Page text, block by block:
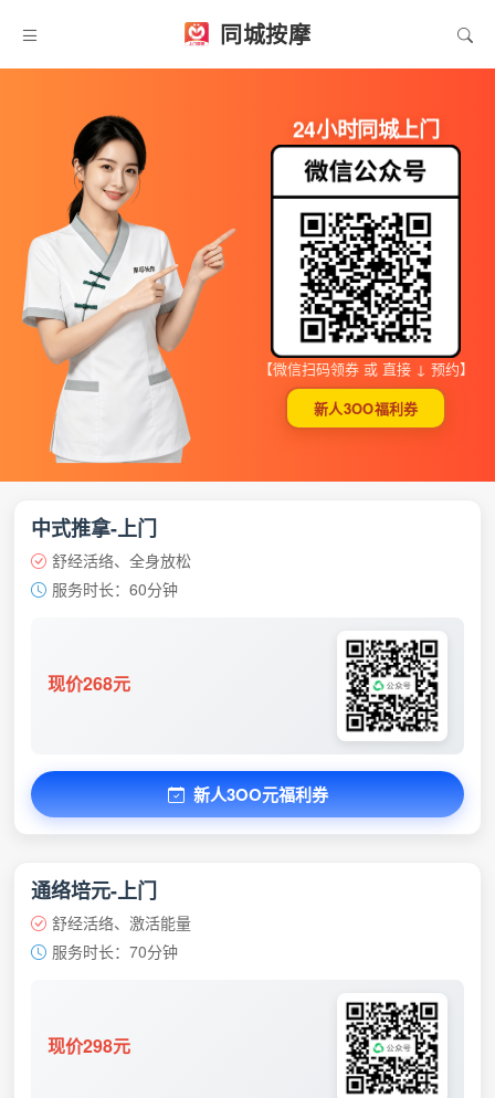
同城按摩
24小时同城上门
【微信扫码领券 或 直接 ↓ 预约】
新人3OO福利券
中式推拿-上门
舒经活络、全身放松
服务时长：60分钟
现价268元
新人3OO元福利券
通络培元-上门
舒经活络、激活能量
服务时长：70分钟
现价298元